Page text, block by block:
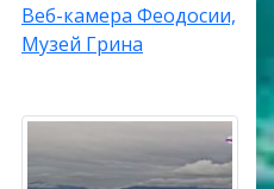
Веб-камера Феодосии,
Музей Грина